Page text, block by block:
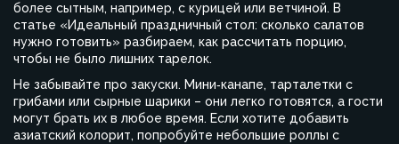
более сытным, например, с курицей или ветчиной. В
статье «Идеальный праздничный стол: сколько салатов
нужно готовить» разбираем, как рассчитать порцию,
чтобы не было лишних тарелок.
Не забывайте про закуски. Мини‑канапе, тарталетки с
грибами или сырные шарики – они легко готовятся, а гости
могут брать их в любое время. Если хотите добавить
азиатский колорит, попробуйте небольшие роллы с